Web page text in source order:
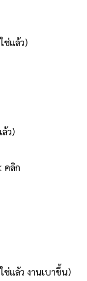
ช่แล้ว)
ว)
คลิก
แล้ว งานเบาขึ้น)